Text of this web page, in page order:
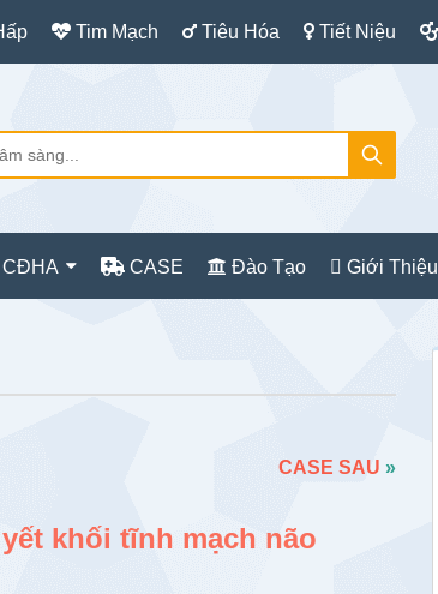
Tim Mạch Tiêu Hóa Tiết Niệu
CĐHA CASE Đào Tạo Giới Thiệu
CASE SAU »
khối tĩnh mạch não